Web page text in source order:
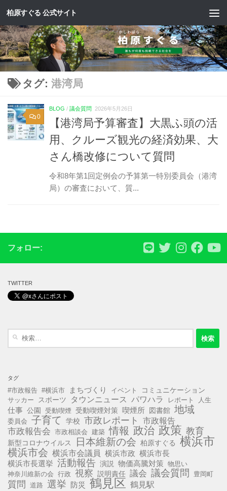
コンテンツへスキップ
柏原すぐる 公式サイト
タグ: 港湾局
0
BLOG / 議会質問 2026年5月26日
【港湾局予算審査】大黒ふ頭の活
用、クルーズ観光の経済効果、大
さん橋改修について質問
令和8年第1回定例会の予算第一特別委員会（港湾
局）の審査において、質...
フォロー:
TWITTER
タグ
#市政報告 #横浜市 まちづくり イベント コミュニケーション
サッカー スポーツ タウンニュース パワハラ レポート 人生
仕事 公園 受動喫煙 受動喫煙対策 喫煙所 図書館 地域
委員会 子育て 学校 市政レポート 市政報告
市政報告会 市政相談会 建築 情報 政治 政策 教育
新型コロナウイルス 日本維新の会 柏原すぐる 横浜市
横浜市会 横浜市会議員 横浜市政 横浜市長
横浜市長選挙 活動報告 演説 物価高騰対策 物思い
神奈川維新の会 行政 視察 説明責任 議会 議会質問 豊岡町
質問 道路 選挙 防災 鶴見区 鶴見駅